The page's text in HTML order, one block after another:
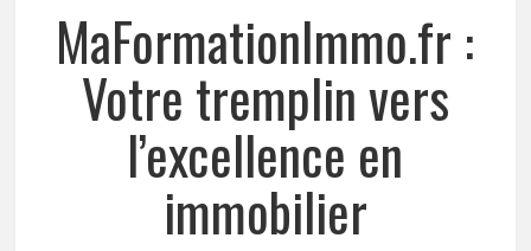
MaFormationImmo.fr :
Votre tremplin vers
l’excellence en
immobilier